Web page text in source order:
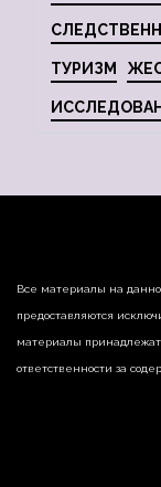
ТУРИЗМ
Все материалы на
предоставляются
материалы
ответственности за